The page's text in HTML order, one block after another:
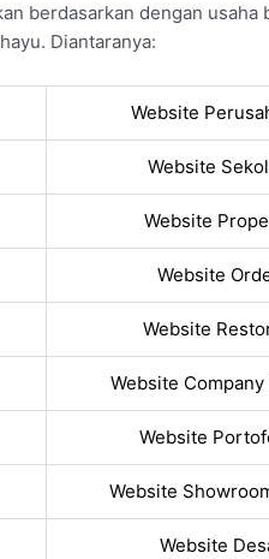
berdasarkan dengan usaha
Diantaranya:
Website
Website
Website
Website
Website
Website
Website
Website
Website